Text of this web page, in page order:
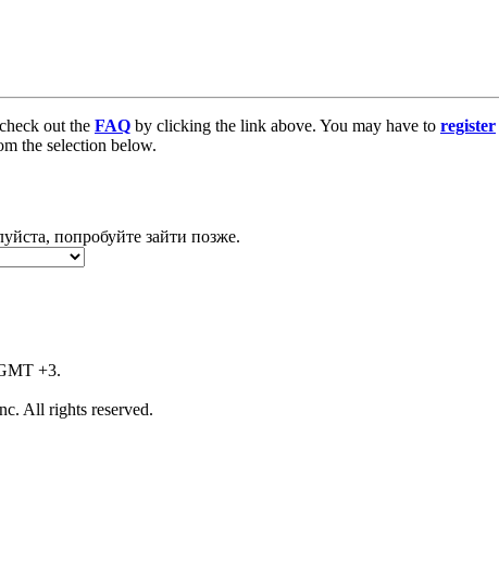
out the FAQ by clicking the link above. You may have to register
the selection below.
попробуйте зайти позже.
+3.
All rights reserved.